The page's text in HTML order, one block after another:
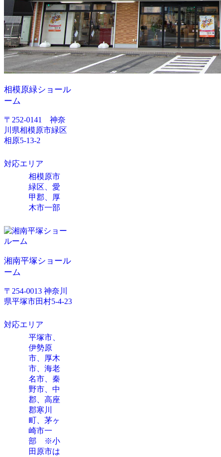
相模原緑ショール
ーム
〒252-0141 神奈
川県相模原市緑区
相原5-13-2
対応エリア
相模原市
緑区、愛
甲郡、厚
木市一部
湘南平塚ショール
ーム
〒254-0013 神奈川
県平塚市田村5-4-23
対応エリア
平塚市、
伊勢原
市、厚木
市、海老
名市、秦
野市、中
郡、高座
郡寒川
町、茅ヶ
崎市一
部 ※小
田原市は